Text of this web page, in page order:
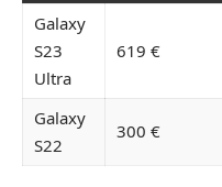
Galaxy
S23
Ultra
619 €
Galaxy
S22
300 €